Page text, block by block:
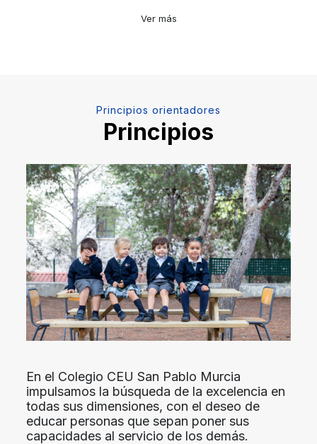
Ver más
Principios orientadores
Principios
En el Colegio CEU San Pablo Murcia
impulsamos la búsqueda de la excelencia en
todas sus dimensiones, con el deseo de
educar personas que sepan poner sus
capacidades al servicio de los demás.